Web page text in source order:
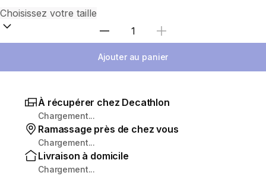
Sélectionnez la quantité
Ajouter au panier
À récupérer chez Decathlon
Chargement...
Ramassage près de chez vous
Chargement...
Livraison à domicile
Chargement...